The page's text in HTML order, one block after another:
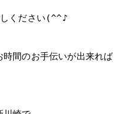
しください(^^♪
間のお手伝いが出来れば